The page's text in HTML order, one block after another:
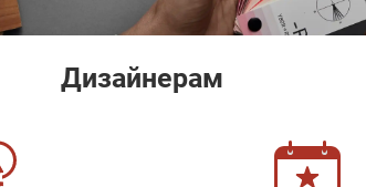
Дизайнерам